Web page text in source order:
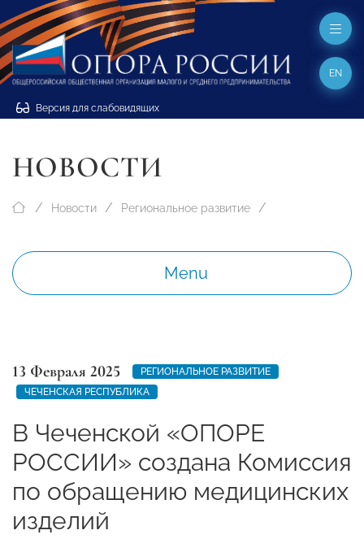
Версия для слабовидящих
EN
НОВОСТИ
Новости Региональное развитие
Menu
13 Февраля 2025
РЕГИОНАЛЬНОЕ РАЗВИТИЕ
ЧЕЧЕНСКАЯ РЕСПУБЛИКА
В Чеченской «ОПОРЕ
РОССИИ» создана Комиссия
по обращению медицинских
изделий